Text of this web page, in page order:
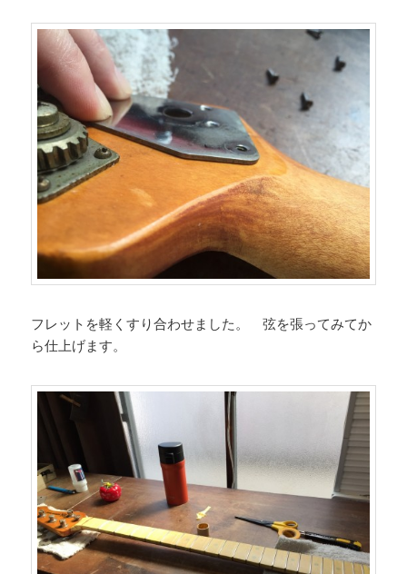
フレットを軽くすり合わせました。 弦を張ってみてか
ら仕上げます。